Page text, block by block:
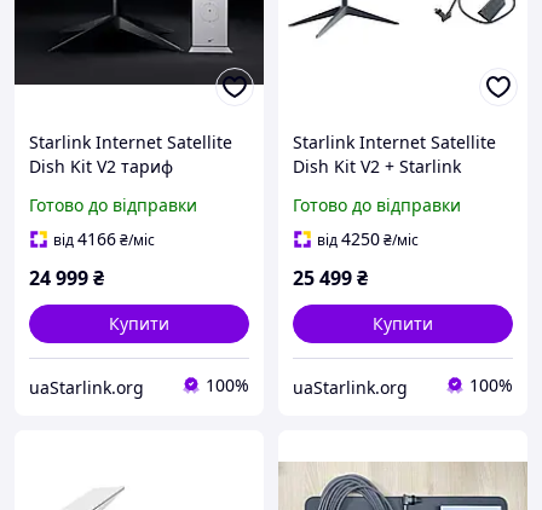
Starlink Internet Satellite
Dish Kit V2 тариф
Готово до відправки
від4166₴/міс
24 999₴
Купити
uaStarlink.org 100%
Starlink Internet Satellite
Dish Kit V2 + Starlink
Готово до відправки
від4250₴/міс
25 499₴
Купити
uaStarlink.org 100%